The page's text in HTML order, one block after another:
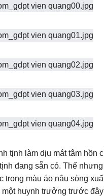
tịnh làm dịu mát tâm
đang sẵn có. Thế
trong màu áo nâu sòng
huynh trưởng trước